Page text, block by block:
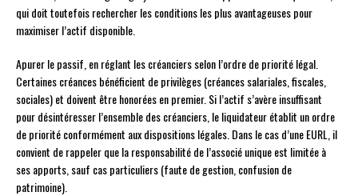
qui doit toutefois rechercher les conditions les plus avantageuses pour
maximiser l’actif disponible.
Apurer le passif, en réglant les créanciers selon l’ordre de priorité légal.
Certaines créances bénéficient de privilèges (créances salariales, fiscales,
sociales) et doivent être honorées en premier. Si l’actif s’avère insuffisant
pour désintéresser l’ensemble des créanciers, le liquidateur établit un ordre
de priorité conformément aux dispositions légales. Dans le cas d’une EURL, il
convient de rappeler que la responsabilité de l’associé unique est limitée à
ses apports, sauf cas particuliers (faute de gestion, confusion de
patrimoine).